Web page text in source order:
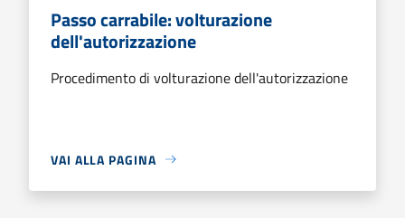
Passo carrabile: volturazione
dell'autorizzazione
Procedimento di volturazione dell'autorizzazione
VAI ALLA PAGINA